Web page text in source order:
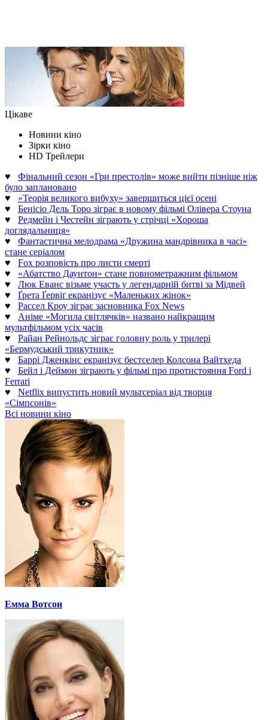
Цікаве
Новини кіно
Зірки кіно
HD Трейлери
♥ Фінальний сезон «Гри престолів» може вийти пізніше ніж
було заплановано
♥ «Теорія великого вибуху» завершиться цієї осені
♥ Бенісіо Дель Торо зіграє в новому фільмі Олівера Стоуна
♥ Редмейн і Честейн зіграють у стрічці «Хороша
доглядальниця»
♥ Фантастична мелодрама «Дружина мандрівника в часі»
стане серіалом
♥ Fox розповість про листи смерті
♥ «Абатство Даунтон» стане повнометражним фільмом
♥ Люк Еванс візьме участь у легендарній битві за Мідвей
♥ Ґрета Ґервіґ екранізує «Маленьких жінок»
♥ Рассел Кроу зіграє засновника Fox News
♥ Аніме «Могила світлячків» названо найкращим
мультфільмом усіх часів
♥ Райан Рейнольдс зіграє головну роль у трилері
«Бермудський трикутник»
♥ Баррі Дженкінс екранізує бестселер Колсона Вайтхеда
♥ Бейл і Деймон зіграють у фільмі про протистояння Ford і
Ferrari
♥ Netflix випустить новий мультсеріал від творця
«Сімпсонів»
Всі новини кіно
Емма Вотсон